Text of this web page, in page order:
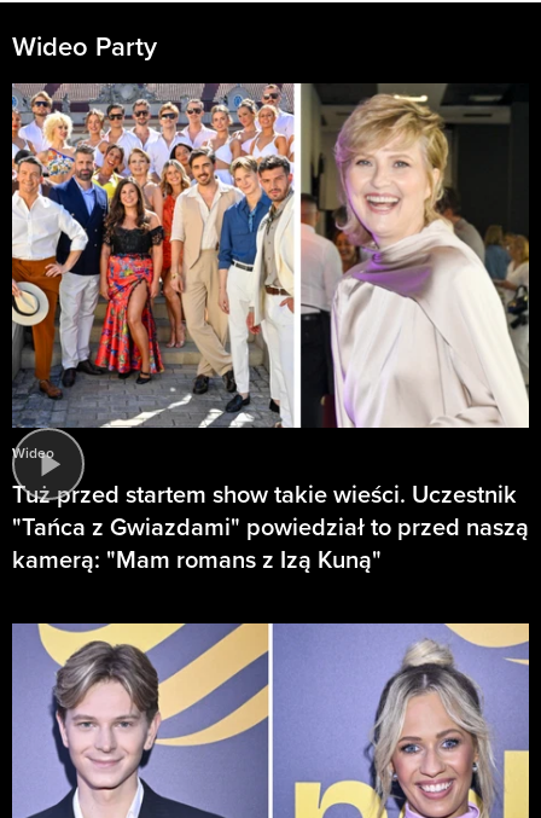
Wideo Party
Wideo
Tuż przed startem show takie wieści. Uczestnik
"Tańca z Gwiazdami" powiedział to przed naszą
kamerą: "Mam romans z Izą Kuną"